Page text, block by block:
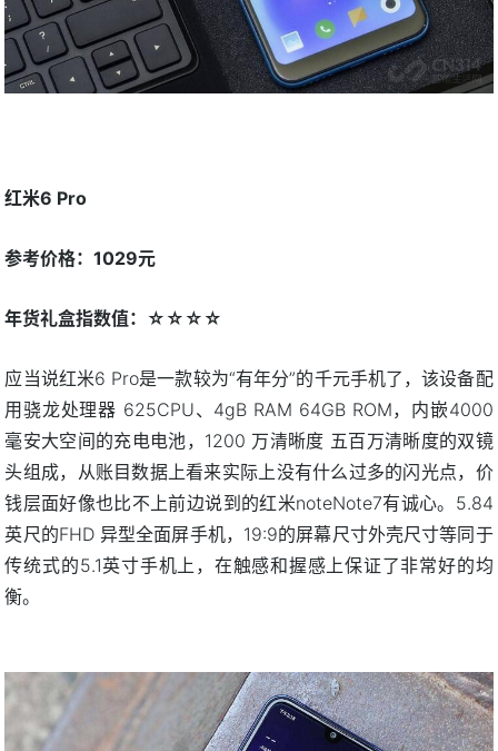
红米6 Pro
参考价格：1029元
年货礼盒指数值：☆☆☆☆
应当说红米6 Pro是一款较为“有年分”的千元手机了，该设备配
用骁龙处理器 625CPU、4gB RAM 64GB ROM，内嵌4000
毫安大空间的充电电池，1200 万清晰度 五百万清晰度的双镜
头组成，从账目数据上看来实际上没有什么过多的闪光点，价
钱层面好像也比不上前边说到的红米noteNote7有诚心。5.84
英尺的FHD 异型全面屏手机，19:9的屏幕尺寸外壳尺寸等同于
传统式的5.1英寸手机上，在触感和握感上保证了非常好的均
衡。